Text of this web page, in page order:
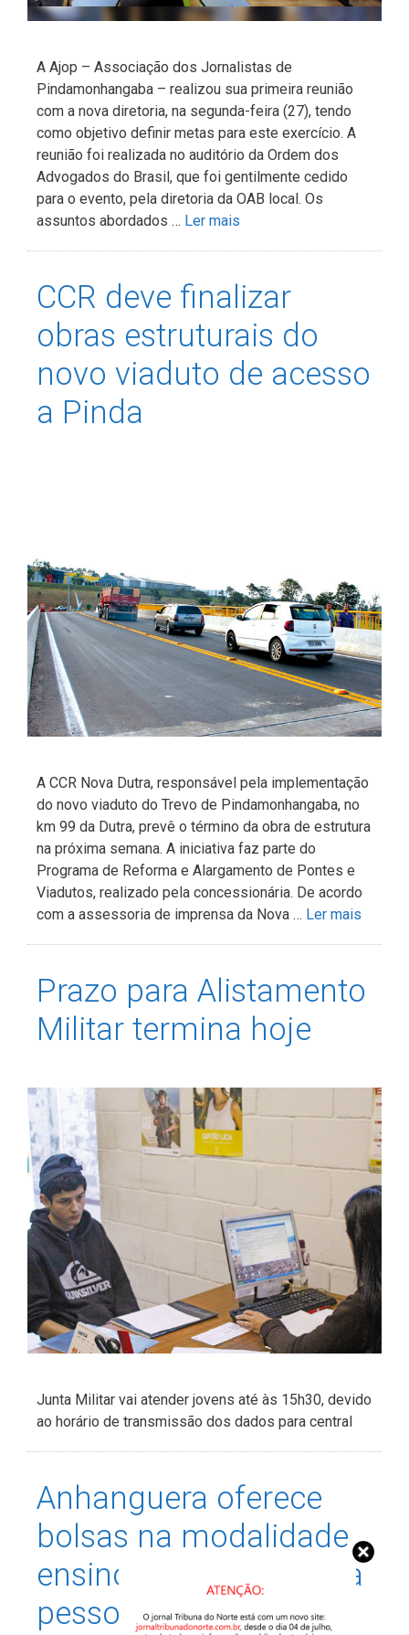
A Ajop – Associação dos Jornalistas de
Pindamonhangaba – realizou sua primeira reunião
com a nova diretoria, na segunda-feira (27), tendo
como objetivo definir metas para este exercício. A
reunião foi realizada no auditório da Ordem dos
Advogados do Brasil, que foi gentilmente cedido
para o evento, pela diretoria da OAB local. Os
assuntos abordados … Ler mais
CCR deve finalizar
obras estruturais do
novo viaduto de acesso
a Pinda
A CCR Nova Dutra, responsável pela implementação
do novo viaduto do Trevo de Pindamonhangaba, no
km 99 da Dutra, prevê o término da obra de estrutura
na próxima semana. A iniciativa faz parte do
Programa de Reforma e Alargamento de Pontes e
Viadutos, realizado pela concessionária. De acordo
com a assessoria de imprensa da Nova … Ler mais
Prazo para Alistamento
Militar termina hoje
Junta Militar vai atender jovens até às 15h30, devido
ao horário de transmissão dos dados para central
Anhanguera oferece
bolsas na modalidade
ensino a distância para
pessoas com